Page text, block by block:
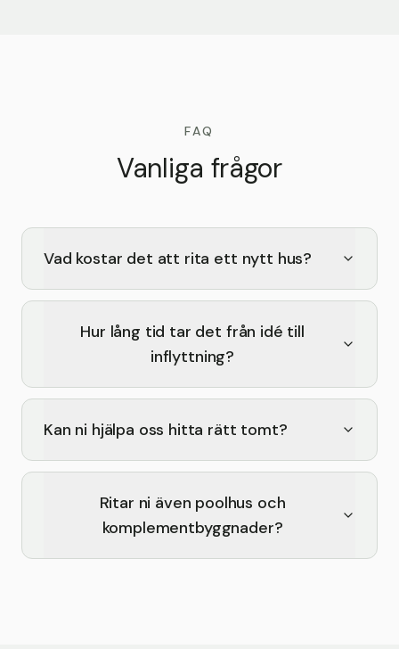
FAQ
Vanliga frågor
Vad kostar det att rita ett nytt hus?
Hur lång tid tar det från idé till
inflyttning?
Kan ni hjälpa oss hitta rätt tomt?
Ritar ni även poolhus och
komplementbyggnader?